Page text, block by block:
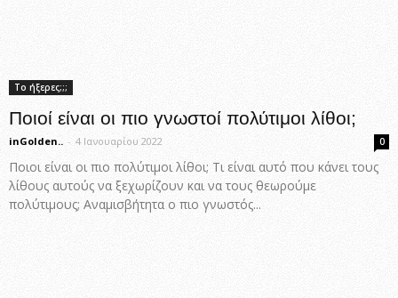
Το ήξερες;;;
Ποιοί είναι οι πιο γνωστοί πολύτιμοι λίθοι;
inGolden.. - 4 Ιανουαρίου 2022 0
Ποιοι είναι οι πιο πολύτιμοι λίθοι; Τι είναι αυτό που κάνει τους
λίθους αυτούς να ξεχωρίζουν και να τους θεωρούμε
πολύτιμους; Αναμισβήτητα ο πιο γνωστός...